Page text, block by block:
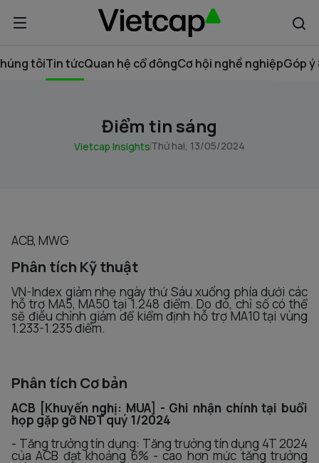
tôiTin tứcQuan hệ cổ đôngCơ hội nghề nghiệpGóp ý
Điểm tin sáng
Vietcap InsightsThứ hai, 13/05/2024
ACB, MWG
Phân tích Kỹ thuật
VN-Index giảm nhẹ ngày thứ Sáu xuống phía dưới các
hỗ trợ MA5, MA50 tại 1.248 điểm. Do đó, chỉ số có thể
sẽ điều chỉnh giảm để kiểm định hỗ trợ MA10 tại vùng
1.233-1.235 điểm.
Phân tích Cơ bản
ACB [Khuyến nghị: MUA] - Ghi nhận chính tại buổi
họp gặp gỡ NĐT quý 1/2024
- Tăng trưởng tín dụng: Tăng trưởng tín dụng 4T 2024
của ACB đạt khoảng 6% - cao hơn mức tăng trưởng